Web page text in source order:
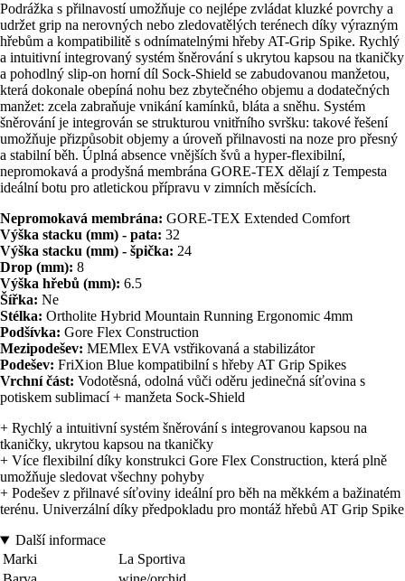
Podrážka s přilnavostí umožňuje co nejlépe zvládat kluzké povrchy a
udržet grip na nerovných nebo zledovatělých terénech díky výrazným
hřebům a kompatibilitě s odnímatelnými hřeby AT-Grip Spike. Rychlý
a intuitivní integrovaný systém šněrování s ukrytou kapsou na tkaničky
a pohodlný slip-on horní díl Sock-Shield se zabudovanou manžetou,
která dokonale obepíná nohu bez zbytečného objemu a dodatečných
manžet: zcela zabraňuje vnikání kamínků, bláta a sněhu. Systém
šněrování je integrován se strukturou vnitřního svršku: takové řešení
umožňuje přizpůsobit objemy a úroveň přilnavosti na noze pro přesný
a stabilní běh. Úplná absence vnějších švů a hyper-flexibilní,
nepromokavá a prodyšná membrána GORE-TEX dělají z Tempesta
ideální botu pro atletickou přípravu v zimních měsících.
Nepromokavá membrána: GORE-TEX Extended Comfort
Výška stacku (mm) - pata: 32
Výška stacku (mm) - špička: 24
Drop (mm): 8
Výška hřebů (mm): 6.5
Šířka: Ne
Stélka: Ortholite Hybrid Mountain Running Ergonomic 4mm
Podšívka: Gore Flex Construction
Mezipodešev: MEMlex EVA vstřikovaná a stabilizátor
Podešev: FriXion Blue kompatibilní s hřeby AT Grip Spikes
Vrchní část: Vodotěsná, odolná vůči oděru jedinečná síťovina s
potiskem sublimací + manžeta Sock-Shield
+ Rychlý a intuitivní systém šněrování s integrovanou kapsou na
tkaničky, ukrytou kapsou na tkaničky
+ Více flexibilní díky konstrukci Gore Flex Construction, která plně
umožňuje sledovat všechny pohyby
+ Podešev z přilnavé síťoviny ideální pro běh na měkkém a bažinatém
terénu. Univerzální díky předpokladu pro montáž hřebů AT Grip Spike
Další informace
Marki
La Sportiva